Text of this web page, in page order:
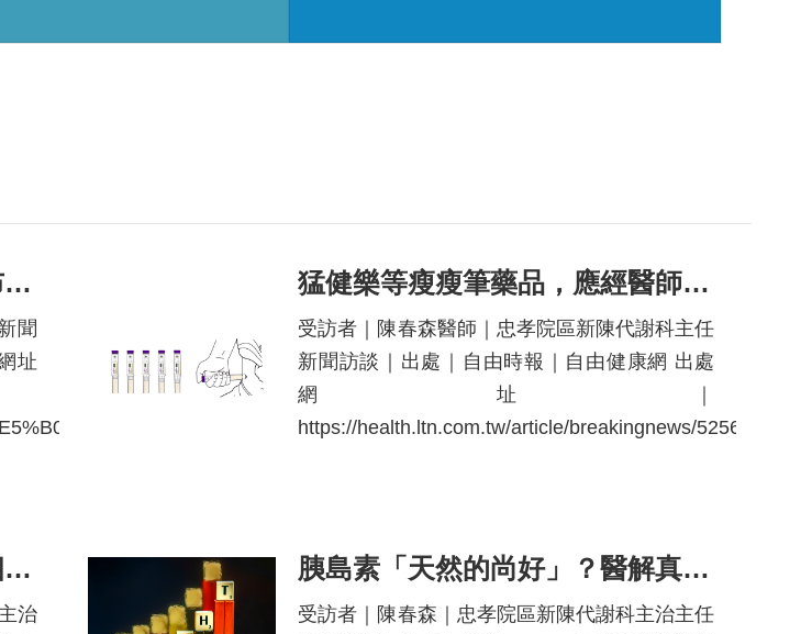
糖尿病學會、心臟學會聯合發布《糖尿病心衰竭風險共識》
聞
址
猛健樂等瘦瘦筆藥品，應經醫師開立處方才可調劑，以免受罰
受訪者｜陳春森醫師｜忠孝院區新陳代謝科主任
新聞訪談｜出處｜自由時報｜自由健康網 出處
網址｜
https://health.ltn.com.tw/article/breakingnews/525661...
糖尿病併發症：失智、肌少也相關！整合照護成趨勢
治
胰島素「天然的尚好」？醫解真相 肥胖糖尿病患靠這招可減少用藥
受訪者｜陳春森｜忠孝院區新陳代謝科主治主任